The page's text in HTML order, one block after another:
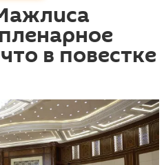
в повестке